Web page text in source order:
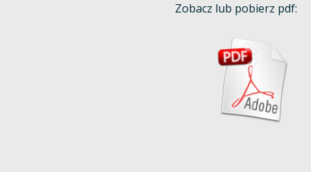
Zobacz lub pobierz pdf: